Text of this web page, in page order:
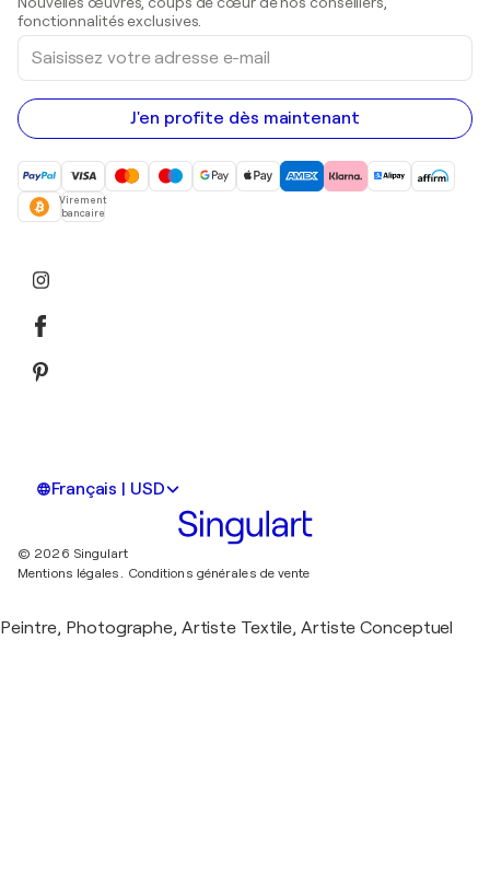
Peintures acryliques
fonctionnalités exclusives.
Saisissez
votre
adresse
e-
mail
J'en profite dès maintenant
Virement
bancaire
Français | USD
© 2026 Singulart
Mentions légales. Conditions générales de vente
Peintre, Photographe, Artiste Textile, Artiste Conceptuel